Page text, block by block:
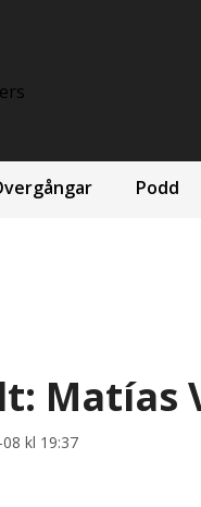
Podd
Matías
kl 19:37